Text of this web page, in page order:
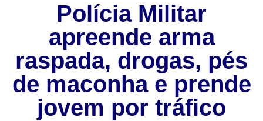
Polícia Militar
apreende arma
raspada, drogas, pés
de maconha e prende
jovem por tráfico